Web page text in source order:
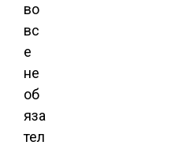
во
вс
е
не
об
яза
тел